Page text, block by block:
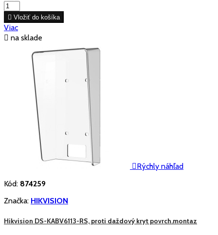
 Vložiť do košíka
Viac
 na sklade
Rýchly náhľad
Kód: 874259
Značka: HIKVISION
Hikvision DS-KABV6113-RS, proti daždový kryt povrch.montaz